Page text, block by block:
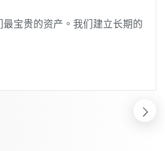
宝贵的资产。我们建立长期的